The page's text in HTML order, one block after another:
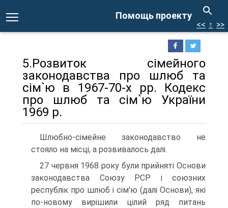
Помощь проекту
<< ↑ >>
5.Розвиток сімейного
законодавства про шлюб та
сім`ю в 1967-70-х рр. Кодекс
про шлюб та сім`ю України
1969 р.
Шлюбно-сімейне законодавство не
стояло на місці, а розвивалось далі.
27 червня 1968 року були прийняті Основи
законодавства Союзу РСР і союзних
республік про шлюб і сім'ю (далі Основи), які
по-новому вирішили цілий ряд питань